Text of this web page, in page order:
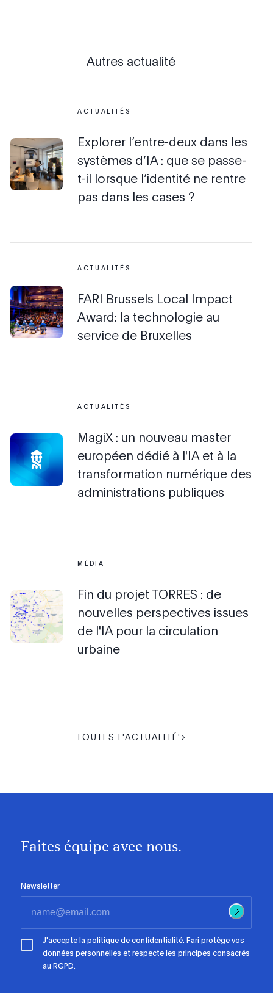
Autres actualité
ACTUALITÉS
Explorer l’entre-deux dans les
systèmes d’IA : que se passe-
t-il lorsque l’identité ne rentre
pas dans les cases ?
ACTUALITÉS
FARI Brussels Local Impact
Award: la technologie au
service de Bruxelles
ACTUALITÉS
MagiX : un nouveau master
européen dédié à l'IA et à la
transformation numérique des
administrations publiques
MÉDIA
Fin du projet TORRES : de
nouvelles perspectives issues
de l'IA pour la circulation
urbaine
TOUTES L'ACTUALITÉ'
Faites équipe avec nous.
Newsletter
J'accepte lapolitique de confidentialité . Fari protège vos
données personnelles et respecte les principes consacrés
au RGPD.